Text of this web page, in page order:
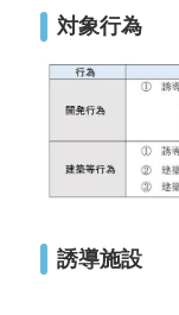
対象行為
誘導施設